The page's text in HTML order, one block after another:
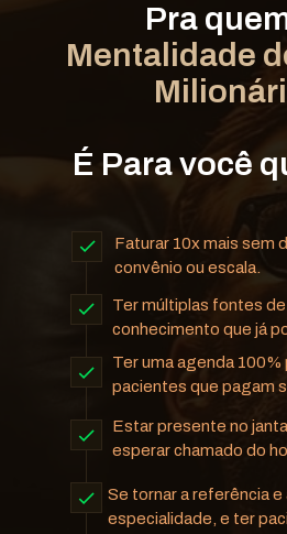
Pra
Mentalidade
É Para você
Faturar 10x mais sem
convênio ou escala.
Ter múltiplas fontes
conhecimento que já
Ter uma agenda 100%
pacientes que pagam
Se tornar a referência
especialidade, e ter
Estar presente no
esperar chamado do